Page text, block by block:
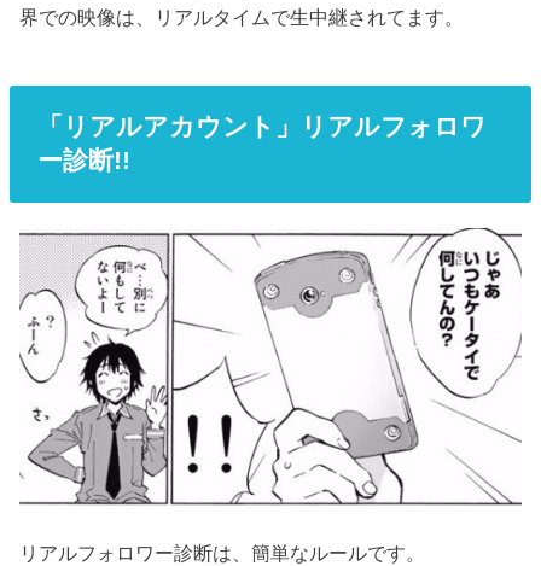
界での映像は、リアルタイムで生中継されてます。
「リアルアカウント」リアルフォロワ
ー診断!!
リアルフォロワー診断は、簡単なルールです。